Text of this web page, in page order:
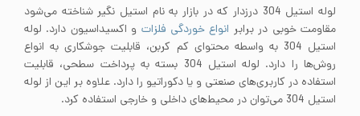
لوله استیل 304 درزدار که در بازار به نام استیل نگیر شناخته می‌شود
مقاومت خوبی در برابر انواع خوردگی فلزات و اکسیداسیون دارد. لوله
استیل 304 به واسطه محتوای کم کربن، قابلیت جوشکاری به انواع
روش‌ها را دارد. لوله استیل 304 بسته به پرداخت سطحی، قابلیت
استفاده در کاربری‌های صنعتی و یا دکوراتیو را دارد. علاوه بر این از لوله
استیل 304 می‌توان در محیط‌های داخلی و خارجی استفاده کرد.